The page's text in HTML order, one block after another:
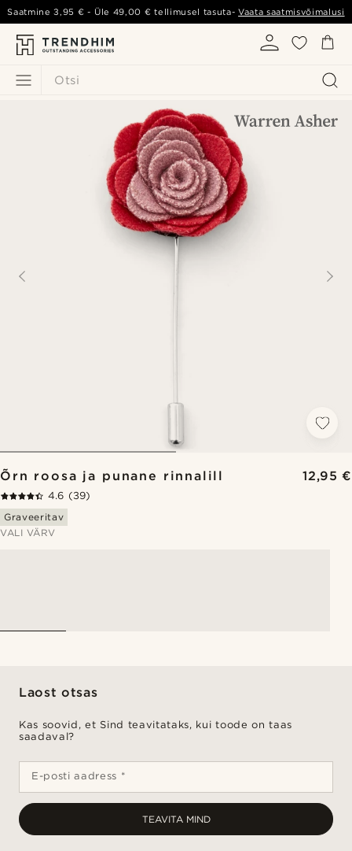
Otsi
Saatmine3,95 € - Üle 49,00 € tellimusel tasuta-Vaata saatmisvõimalusi
Õrn roosa ja punane rinnalill 12,95 €
4.6 (39)
Graveeritav
VALI VÄRV
Laost otsas
Kas soovid, et Sind teavitataks, kui toode on taas
saadaval?
E-posti aadress *
TEAVITA MIND